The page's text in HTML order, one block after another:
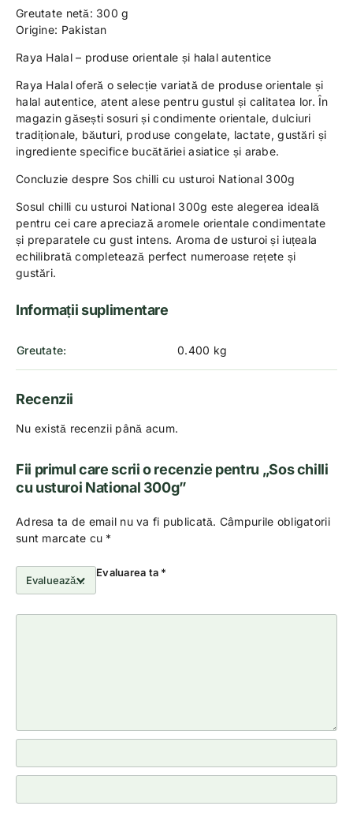
Greutate netă: 300 g
Origine: Pakistan
Raya Halal – produse orientale și halal autentice
Raya Halal oferă o selecție variată de produse orientale și
halal autentice, atent alese pentru gustul și calitatea lor. În
magazin găsești sosuri și condimente orientale, dulciuri
tradiționale, băuturi, produse congelate, lactate, gustări și
ingrediente specifice bucătăriei asiatice și arabe.
Concluzie despre Sos chilli cu usturoi National 300g
Sosul chilli cu usturoi National 300g este alegerea ideală
pentru cei care apreciază aromele orientale condimentate
și preparatele cu gust intens. Aroma de usturoi și iuțeala
echilibrată completează perfect numeroase rețete și
gustări.
Informații suplimentare
Greutate 0.400 kg
Recenzii
Nu există recenzii până acum.
Fii primul care scrii o recenzie pentru „Sos chilli
cu usturoi National 300g”
Adresa ta de email nu va fi publicată. Câmpurile obligatorii
sunt marcate cu *
Evaluarea ta *